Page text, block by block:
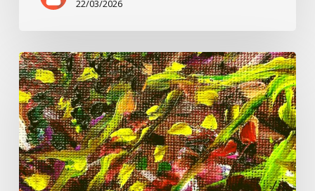
22/03/2026
Un
peu
de
Rimbaud
et
nous